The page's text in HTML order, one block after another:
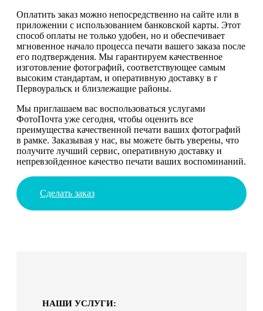
Оплатить заказ можно непосредственно на сайте или в
приложении с использованием банковской карты. Этот
способ оплаты не только удобен, но и обеспечивает
мгновенное начало процесса печати вашего заказа после
его подтверждения. Мы гарантируем качественное
изготовление фотографий, соответствующее самым
высоким стандартам, и оперативную доставку в г
Первоуральск и близлежащие районы.
Мы приглашаем вас воспользоваться услугами
ФотоПочта уже сегодня, чтобы оценить все
преимущества качественной печати ваших фотографий
в рамке. Заказывая у нас, вы можете быть уверены, что
получите лучший сервис, оперативную доставку и
непревзойденное качество печати ваших воспоминаний.
Сделать заказ
НАШИ УСЛУГИ: